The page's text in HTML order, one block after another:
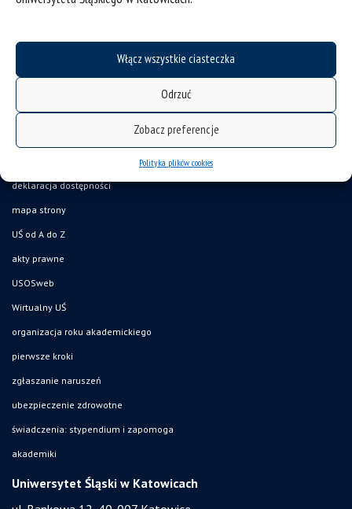
Włącz wszystkie ciasteczka
Odrzuć
Zobacz preferencje
Polityka plików cookies
deklaracja dostępności
mapa strony
UŚ od A do Z
akty prawne
USOSweb
Wirtualny UŚ
organizacja roku akademickiego
pierwsze kroki
zgłaszanie naruszeń
ubezpieczenie zdrowotne
świadczenia: stypendium i zapomoga
akademiki
Uniwersytet Śląski w Katowicach